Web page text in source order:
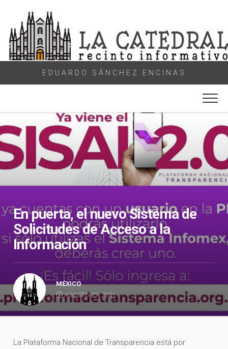
content
EDUARDO SÁNCHEZ ENCINAS
En puerta, el nuevo Sistema de
Solicitudes de Acceso a la
Información
MÉXICO
AGOSTO 27, 2021
La Plataforma Nacional de Transparencia está por